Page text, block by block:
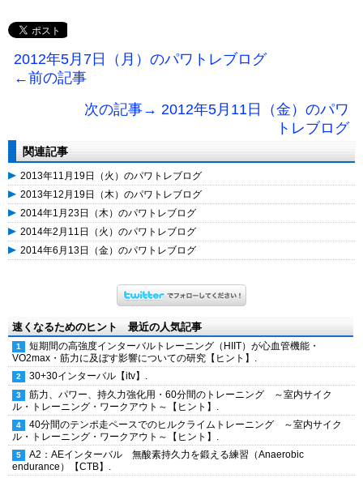
2012年5月7日（月）のパワトレブログ
←前の記事
次の記事→ 2012年5月11日（金）のパワ
トレブログ
関連記事
2013年11月19日（火）のパワトレブログ
2013年12月19日（木）のパワトレブログ
2014年1月23日（木）のパワトレブログ
2014年2月11日（火）のパワトレブログ
2014年6月13日（金）のパワトレブログ
速くなるためのヒント 最近の人気記事
短期間の高強度インターバルトレーニング（HIIT）が心血管機能・
VO2max・筋力に及ぼす影響についての研究【ヒント】.
30+30インターバル【itv】.
筋力、パワー、持久力強化用・60分間のトレーニング ～室内サイク
ル・トレーニング・ワークアウト～【ヒント】.
40分間のテンポ走ペースでのヒルクライムトレーニング ～室内サイク
ル・トレーニング・ワークアウト～【ヒント】.
A2：AEインターバル 無酸素持久力を鍛える練習（Anaerobic
endurance）【CTB】.